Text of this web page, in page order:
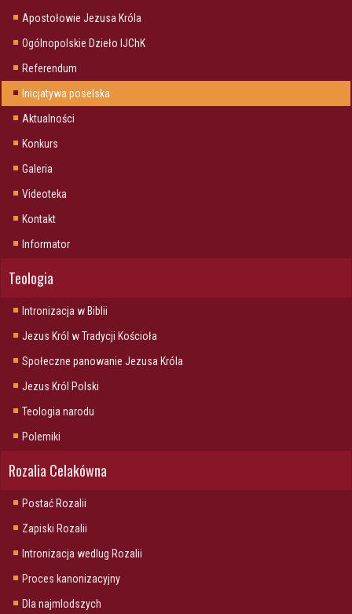
Apostołowie Jezusa Króla
Ogólnopolskie Dzieło IJChK
Referendum
Inicjatywa poselska
Aktualności
Konkurs
Galeria
Videoteka
Kontakt
Informator
Teologia
Intronizacja w Biblii
Jezus Król w Tradycji Kościoła
Społeczne panowanie Jezusa Króla
Jezus Król Polski
Teologia narodu
Polemiki
Rozalia Celakówna
Postać Rozalii
Zapiski Rozalii
Intronizacja wedlug Rozalii
Proces kanonizacyjny
Dla najmlodszych